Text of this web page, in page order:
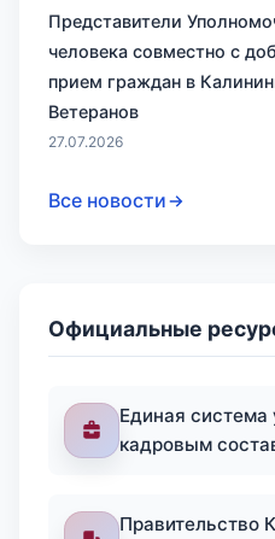
Представители
человека совместно с
прием граждан в
Ветеранов
27.07.2026
Все новости
Официальные
Единая система
кадровым
Правительство